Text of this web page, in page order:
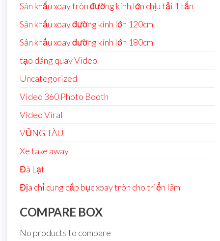
Sân khấu xoay tròn đường kính lớn chịu tải 1 tấn
Sân khấu xoay đường kính lớn 120cm
Sân khấu xoay đường kính lớn 180cm
tạo dáng quay Video
Uncategorized
Video 360 Photo Booth
Video Viral
VŨNG TÀU
Xe take away
Đà Lạt
Địa chỉ cung cấp bục xoay tròn cho triển lãm
COMPARE BOX
No products to compare